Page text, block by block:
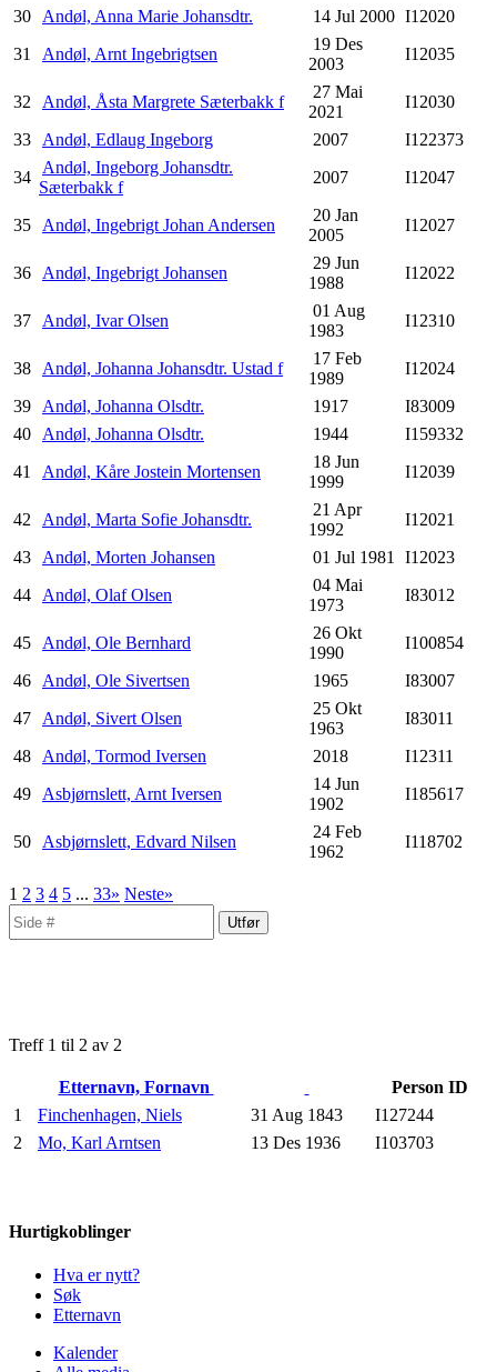
30 Andøl, Anna Marie Johansdtr. 14 Jul 2000 I12020
31
Andøl, Arnt Ingebrigtsen
19 Des
2003
I12035
32 Andøl, Åsta Margrete Sæterbakk f
27 Mai
2021
I12030
33 Andøl, Edlaug Ingeborg 2007
I122373
34
Andøl, Ingeborg Johansdtr.
Sæterbakk f
2007 I12047
35 Andøl, Ingebrigt Johan Andersen
20 Jan
2005
I12027
36 Andøl, Ingebrigt Johansen
29 Jun
1988
I12022
37 Andøl, Ivar Olsen
01 Aug
1983
I12310
38 Andøl, Johanna Johansdtr. Ustad f
17 Feb
1989
I12024
39 Andøl, Johanna Olsdtr. 1917
I83009
40 Andøl, Johanna Olsdtr. 1944
I159332
41
Andøl, Kåre Jostein Mortensen
18 Jun
1999
I12039
42 Andøl, Marta Sofie Johansdtr.
21 Apr
1992
I12021
43 Andøl, Morten Johansen 01 Jul 1981 I12023
44 Andøl, Olaf Olsen
04 Mai
1973
I83012
45 Andøl, Ole Bernhard
26 Okt
1990
I100854
46 Andøl, Ole Sivertsen 1965
I83007
47 Andøl, Sivert Olsen
25 Okt
1963
I83011
48 Andøl, Tormod Iversen 2018
I12311
49 Asbjørnslett, Arnt Iversen
14 Jun
1902
I185617
50 Asbjørnslett, Edvard Nilsen
24 Feb
1962
I118702
1 2 3 4 5 ... 33» Neste»
Treff 1 til 2 av 2
Etternavn, Fornavn
Person ID
1
Finchenhagen, Niels 31 Aug 1843
I127244
2
Mo, Karl Arntsen 13 Des 1936 I103703
Hurtigkoblinger
Hva er nytt?
Søk
Etternavn
Kalender